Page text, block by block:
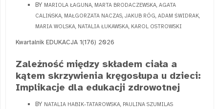
BY MARIOLA ŁAGUNA, MARTA BRODACZEWSKA, AGATA
CALIŃSKA, MAŁGORZATA NACZAS, JAKUB RÓG, ADAM ŚWIDRAK,
MARIA WOLSKA, NATALIA ŁUKAWSKA, KAROL OSTROWSKI
Kwartalnik EDUKACJA 1(176) 2026
Zależność między składem ciała a
kątem skrzywienia kręgosłupa u dzieci:
Implikacje dla edukacji zdrowotnej
BY NATALIA HABIK-TATAROWSKA, PAULINA SZUMILAS